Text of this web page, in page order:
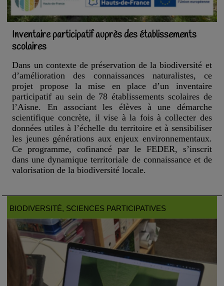
Inventaire participatif auprès des établissements
scolaires
Dans un contexte de préservation de la biodiversité et
d’amélioration des connaissances naturalistes, ce
projet propose la mise en place d’un inventaire
participatif au sein de 78 établissements scolaires de
l’Aisne. En associant les élèves à une démarche
scientifique concrète, il vise à la fois à collecter des
données utiles à l’échelle du territoire et à sensibiliser
les jeunes générations aux enjeux environnementaux.
Ce programme, cofinancé par le FEDER, s’inscrit
dans une dynamique territoriale de connaissance et de
valorisation de la biodiversité locale.
BIODIVERSITÉ, SCIENCES PARTICIPATIVES